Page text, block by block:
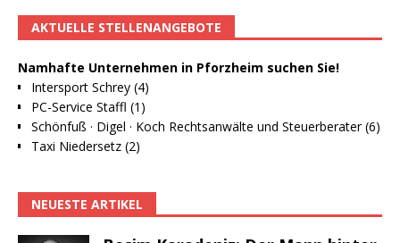
AKTUELLE STELLENANGEBOTE
Namhafte Unternehmen in Pforzheim suchen Sie!
Intersport Schrey (4)
PC-Service Staffl (1)
Schönfuß · Digel · Koch Rechtsanwälte und Steuerberater (6)
Taxi Niedersetz (2)
NEUESTE ARTIKEL